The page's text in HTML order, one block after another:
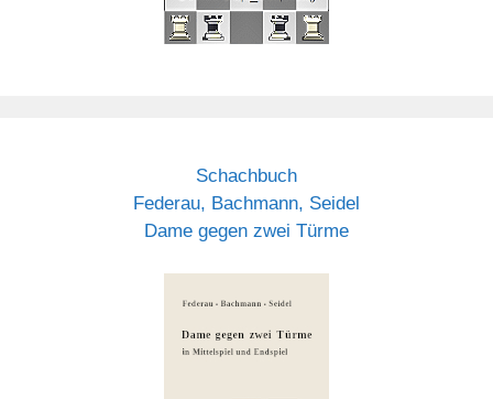
Schachbuch
Federau, Bachmann, Seidel
Dame gegen zwei Türme